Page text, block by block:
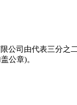
司由代表三分之
公章)。